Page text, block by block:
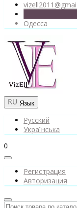
Одесса
Язык
Русский
Українська
0
Регистрация
Авторизация